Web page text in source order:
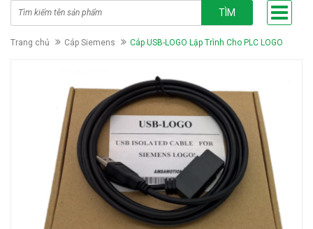
TÌM
Trang chủ Cáp Siemens Cáp USB-LOGO Lập Trình Cho PLC LOGO